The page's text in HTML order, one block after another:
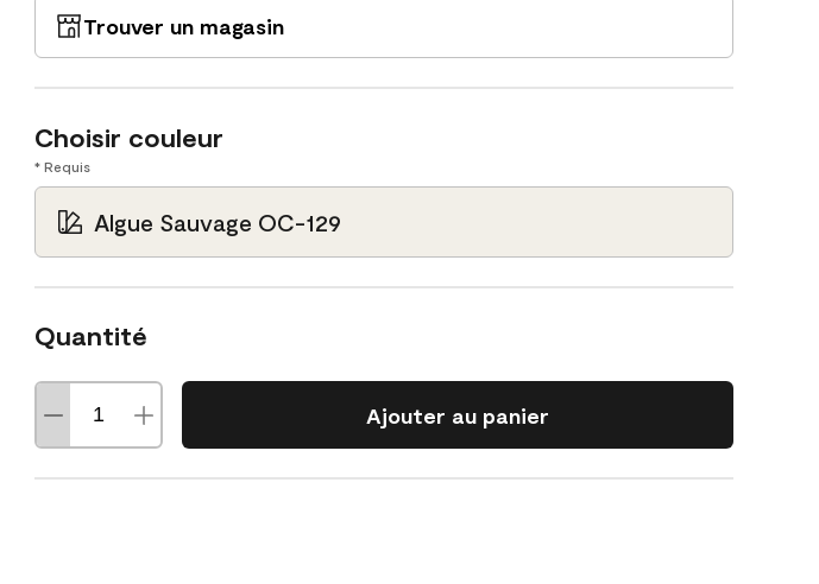
Trouver un magasin
Choisir couleur
* Requis
Algue Sauvage OC-129
Quantité
Ajouter au panier